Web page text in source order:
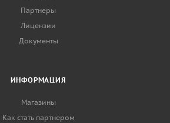
Партнеры
Лицензии
Документы
ИНФОРМАЦИЯ
Магазины
Как стать партнером